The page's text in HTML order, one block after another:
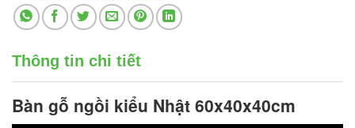
Thông tin chi tiết
Bàn gỗ ngồi kiểu Nhật 60x40x40cm